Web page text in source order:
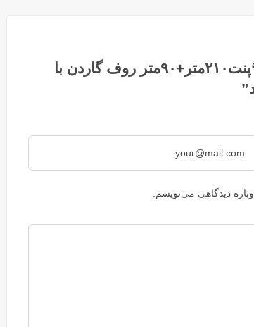
اولین کسی باشید که دیدگاهی می نویسید “پنت۲۱۰متر+۹۰متر روف گاردن با
دیدگاهی می‌نویسم.